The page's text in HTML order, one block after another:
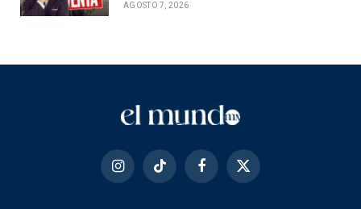
AGOSTO 7, 2026
InstagramTikTok Facebook
X